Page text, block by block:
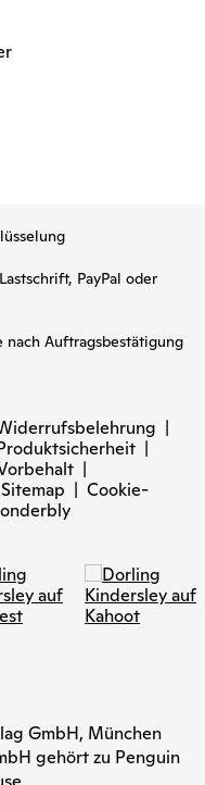
PayPal oder
nach Auftragsbestätigung
|
|
|
Sitemap | Cookie-
GmbH, München
gehört zu Penguin